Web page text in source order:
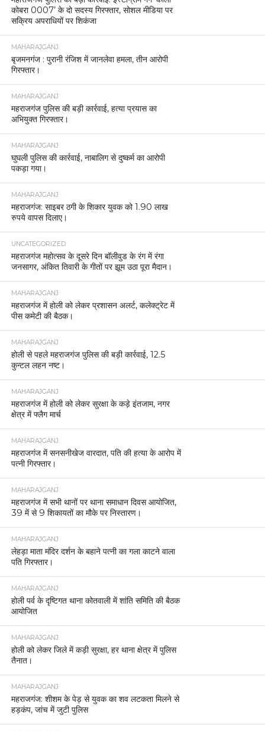
कोबरा 0007’ के दो सदस्य गिरफ्तार, सोशल मीडिया पर
सक्रिय अपराधियों पर शिकंजा
MAHARAJGANJ
बृजमनगंज : पुरानी रंजिश में जानलेवा हमला, तीन आरोपी
गिरफ्तार।
MAHARAJGANJ
महराजगंज पुलिस की बड़ी कार्रवाई, हत्या प्रयास का
अभियुक्त गिरफ्तार।
MAHARAJGANJ
घुघली पुलिस की कार्रवाई, नाबालिग से दुष्कर्म का आरोपी
पकड़ा गया।
MAHARAJGANJ
महराजगंज: साइबर ठगी के शिकार युवक को 1.90 लाख
रुपये वापस दिलाए।
UNCATEGORIZED
महराजगंज महोत्सव के दूसरे दिन बॉलीवुड के रंग में रंगा
जनसागर, अंकित तिवारी के गीतों पर झूम उठा पूरा मैदान।
MAHARAJGANJ
महराजगंज में होली को लेकर प्रशासन अलर्ट, कलेक्ट्रेट में
पीस कमेटी की बैठक।
MAHARAJGANJ
होली से पहले महराजगंज पुलिस की बड़ी कार्रवाई, 12.5
कुन्टल लहन नष्ट।
MAHARAJGANJ
महराजगंज में होली को लेकर सुरक्षा के कड़े इंतजाम, नगर
क्षेत्र में फ्लैग मार्च
MAHARAJGANJ
महराजगंज में सनसनीखेज वारदात, पति की हत्या के आरोप में
पत्नी गिरफ्तार।
MAHARAJGANJ
महराजगंज में सभी थानों पर थाना समाधान दिवस आयोजित,
39 में से 9 शिकायतों का मौके पर निस्तारण।
MAHARAJGANJ
लेहड़ा माता मंदिर दर्शन के बहाने पत्नी का गला काटने वाला
पति गिरफ्तार।
MAHARAJGANJ
होली पर्व के दृष्टिगत थाना कोतवाली में शांति समिति की बैठक
आयोजित
MAHARAJGANJ
होली को लेकर जिले में कड़ी सुरक्षा, हर थाना क्षेत्र में पुलिस
तैनात।
MAHARAJGANJ
महराजगंज: शीशम के पेड़ से युवक का शव लटकता मिलने से
हड़कंप, जांच में जुटी पुलिस